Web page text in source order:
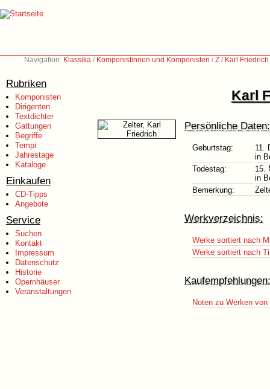
Navigation: Klassika / Komponistinnen und Komponisten /Z / Karl
Rubriken
Komponisten
Dirigenten
Textdichter
Gattungen
Begriffe
Tempi
Jahrestage
Kataloge
Einkaufen
CD-Tipps
Angebote
Service
Suchen
Kontakt
Impressum
Datenschutz
Historie
Opernhäuser
Veranstaltungen
Karl
Persönliche Daten:
Geburtstag:
11.
in
Todestag:
15.
in
Bemerkung:
Werkverzeichnis:
Werke sortiert nach
Werke sortiert nach
Kaufempfehlungen:
Noten zu Werken